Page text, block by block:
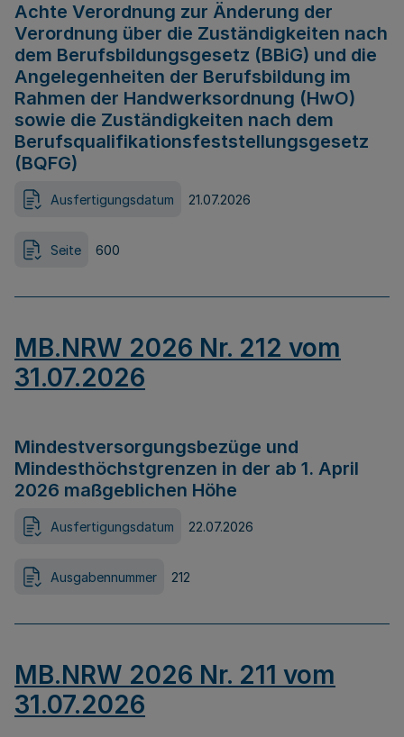
Achte Verordnung zur Änderung der
Verordnung über die Zuständigkeiten nach
dem Berufsbildungsgesetz (BBiG) und die
Angelegenheiten der Berufsbildung im
Rahmen der Handwerksordnung (HwO)
sowie die Zuständigkeiten nach dem
Berufsqualifikationsfeststellungsgesetz
(BQFG)
Ausfertigungsdatum 21.07.2026
Seite 600
MB.NRW 2026 Nr. 212 vom
31.07.2026
Mindestversorgungsbezüge und
Mindesthöchstgrenzen in der ab 1. April
2026 maßgeblichen Höhe
Ausfertigungsdatum 22.07.2026
Ausgabennummer 212
MB.NRW 2026 Nr. 211 vom
31.07.2026